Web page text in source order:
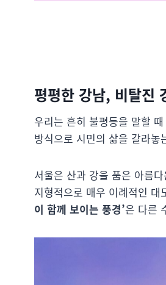
평평한 강남, 비탈진
우리는 흔히 불평등을 말할
방식으로 시민의 삶을 갈라
서울은 산과 강을 품은 아름
지형적으로 매우 이례적인 대
이 함께 보이는 풍경’은 다른